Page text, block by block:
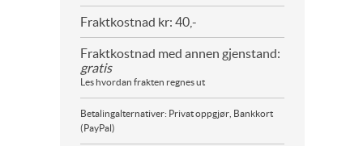
Fraktkostnad kr: 40,-
Fraktkostnad med annen gjenstand:
gratis
Les hvordan frakten regnes ut
Betalingalternativer: Privat oppgjør, Bankkort
(PayPal)